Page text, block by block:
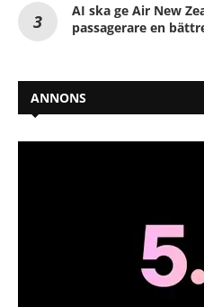
AI ska ge Air New
passagerare en
ANNONS